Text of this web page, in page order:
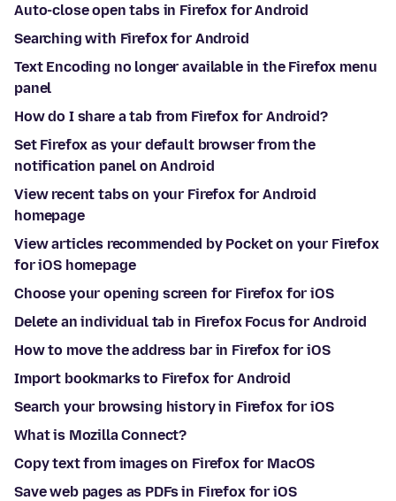
Auto-close open tabs in Firefox for Android
Searching with Firefox for Android
Text Encoding no longer available in the Firefox menu
panel
How do I share a tab from Firefox for Android?
Set Firefox as your default browser from the
notification panel on Android
View recent tabs on your Firefox for Android
homepage
View articles recommended by Pocket on your Firefox
for iOS homepage
Choose your opening screen for Firefox for iOS
Delete an individual tab in Firefox Focus for Android
How to move the address bar in Firefox for iOS
Import bookmarks to Firefox for Android
Search your browsing history in Firefox for iOS
What is Mozilla Connect?
Copy text from images on Firefox for MacOS
Save web pages as PDFs in Firefox for iOS